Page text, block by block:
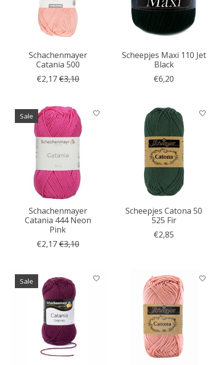
Schachenmayer
Catania 500
€2,17€3,10
Scheepjes Maxi 110 Jet
Black
€6,20
Sale
Schachenmayer
Catania 444 Neon
Pink
€2,17€3,10
Scheepjes Catona 50
525 Fir
€2,85
Sale